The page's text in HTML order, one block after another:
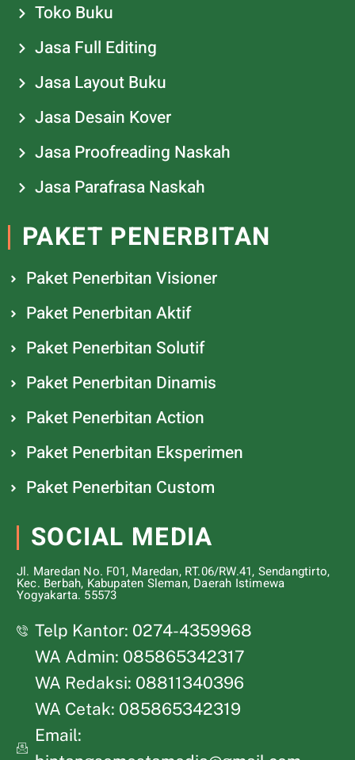
Toko Buku
Jasa Full Editing
Jasa Layout Buku
Jasa Desain Kover
Jasa Proofreading Naskah
Jasa Parafrasa Naskah
PAKET PENERBITAN
Paket Penerbitan Visioner
Paket Penerbitan Aktif
Paket Penerbitan Solutif
Paket Penerbitan Dinamis
Paket Penerbitan Action
Paket Penerbitan Eksperimen
Paket Penerbitan Custom
SOCIAL MEDIA
Jl. Maredan No. F01, Maredan, RT.06/RW.41, Sendangtirto,
Kec. Berbah, Kabupaten Sleman, Daerah Istimewa
Yogyakarta. 55573
Telp Kantor: 0274-4359968
WA Admin: 085865342317
WA Redaksi: 08811340396
WA Cetak: 085865342319
Email: